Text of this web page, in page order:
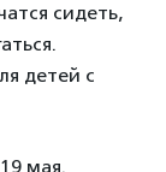
сидеть,
детей с
мая.